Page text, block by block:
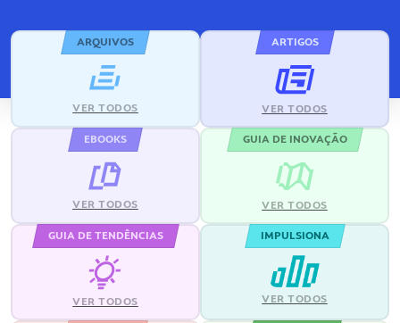
ARQUIVOS
VER TODOS
ARTIGOS
VER TODOS
EBOOKS
VER TODOS
GUIA DE INOVAÇÃO
VER TODOS
GUIA DE TENDÊNCIAS
VER TODOS
IMPULSIONA
VER TODOS